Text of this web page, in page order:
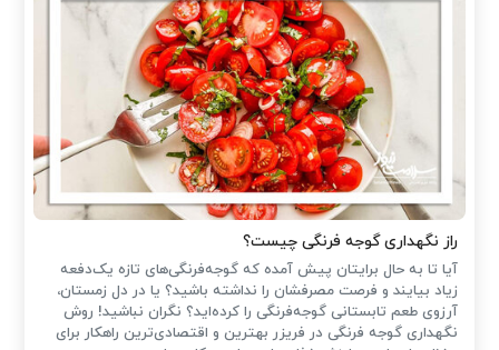
راز نگهداری گوجه فرنگی چیست؟
آیا تا به حال برایتان پیش آمده که گوجه‌فرنگی‌های تازه یک‌دفعه
زیاد بیایند و فرصت مصرفشان را نداشته باشید؟ یا در دل زمستان،
آرزوی طعم تابستانی گوجه‌فرنگی را کرده‌اید؟ نگران نباشید! روش
نگهداری گوجه فرنگی در فریزر بهترین و اقتصادی‌ترین راهکار برای